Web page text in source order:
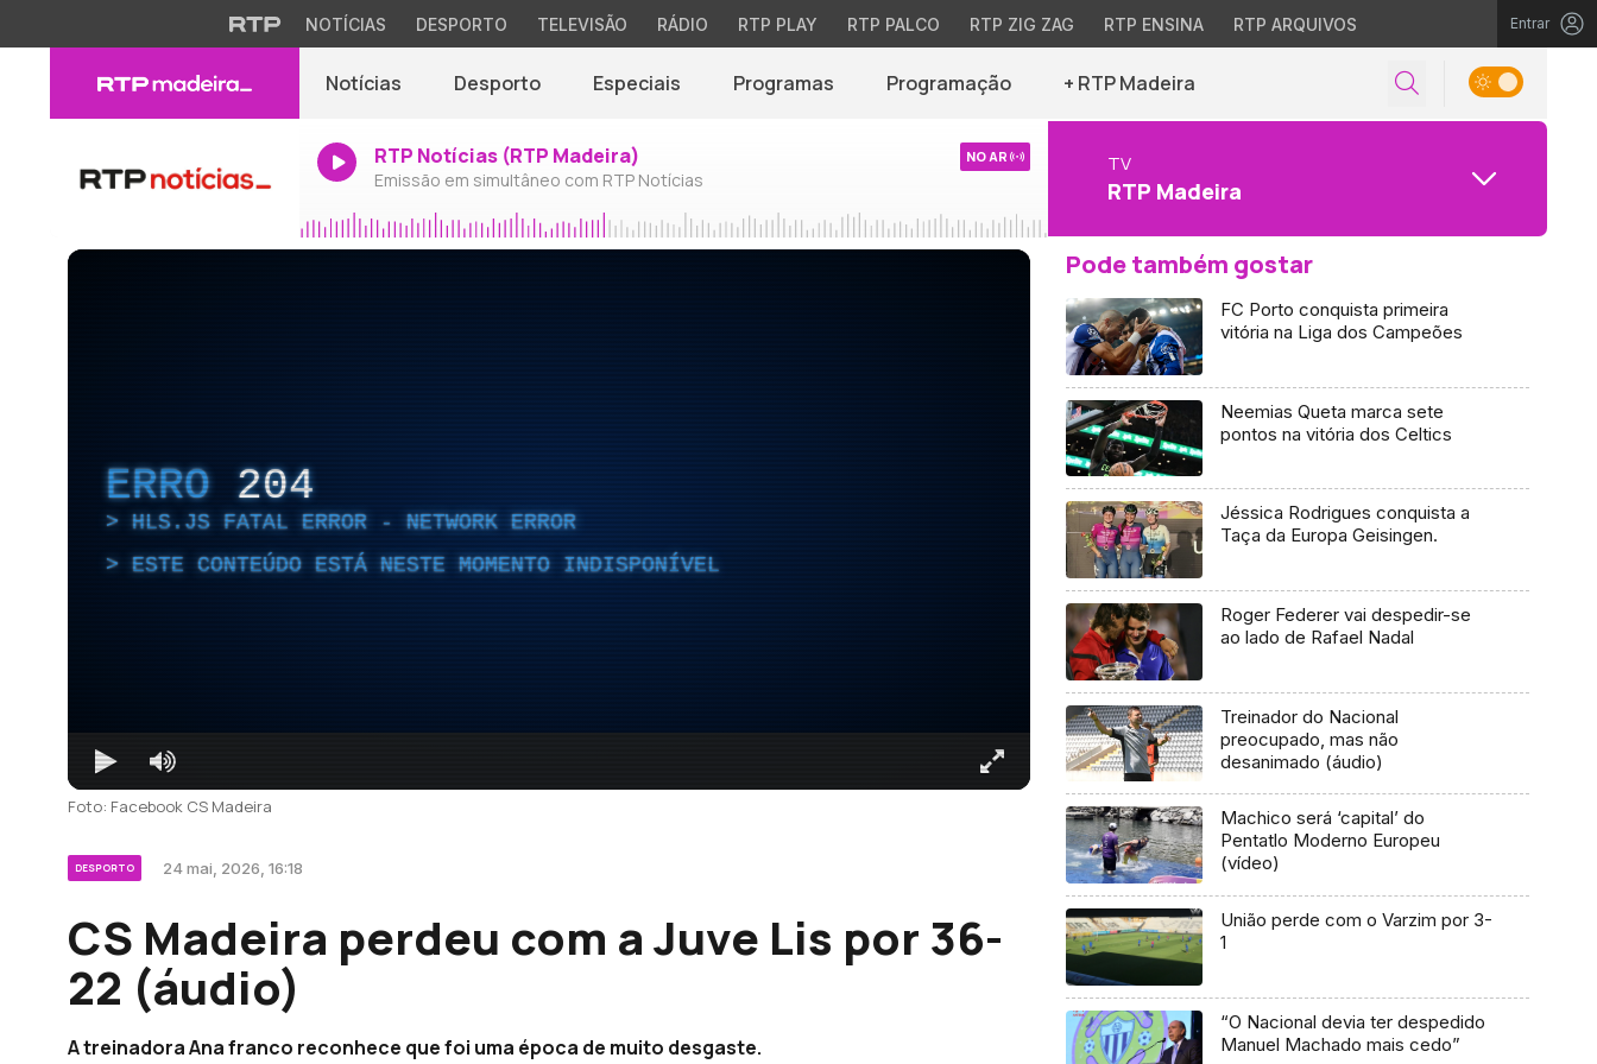
NOTÍCIAS DESPORTO TELEVISÃO RÁDIO RTP PLAY RTP PALCO RTP ZIG ZAG RTP ENSINA RTP ARQUIVOS Entrar
Notícias Desporto Especiais Programas Programação + RTP Madeira
RTP Notícias (RTP Madeira)
Emissão em simultâneo com RTP Notícias
NO AR TV
RTP Madeira
ERRO 204
HLS.JS FATAL ERROR - NETWORK ERROR
ESTE CONTEÚDO ESTÁ NESTE MOMENTO INDISPONÍVEL
Foto: Facebook CS Madeira
DESPORTO 24 mai, 2026, 16:18
CS Madeira perdeu com a Juve Lis por 36-
22 (áudio)
A treinadora Ana franco reconhece que foi uma época de muito desgaste.
Pode também gostar
FC Porto conquista primeira
vitória na Liga dos Campeões
Neemias Queta marca sete
pontos na vitória dos Celtics
Jéssica Rodrigues conquista a
Taça da Europa Geisingen.
Roger Federer vai despedir-se
ao lado de Rafael Nadal
Treinador do Nacional
preocupado, mas não
desanimado (áudio)
Machico será ‘capital’ do
Pentatlo Moderno Europeu
(vídeo)
União perde com o Varzim por 3-
1
“O Nacional devia ter despedido
Manuel Machado mais cedo”